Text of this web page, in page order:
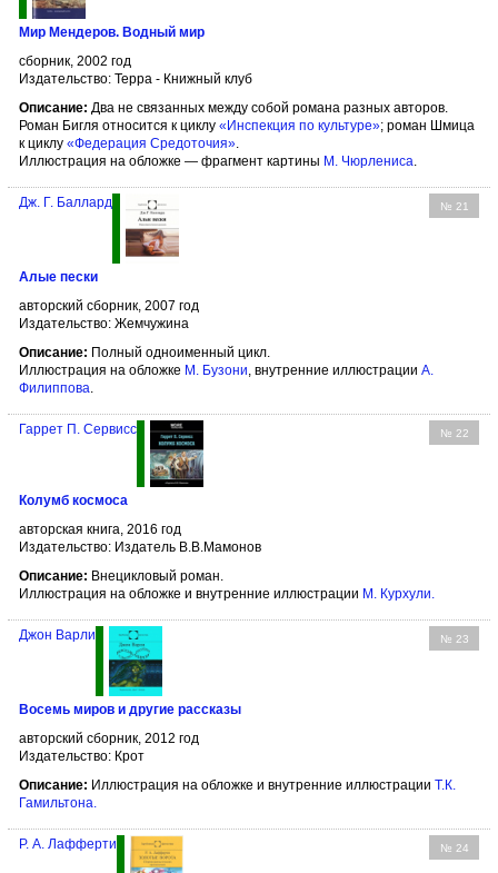
Мир Мендеров. Водный мир
сборник, 2002 год
Издательство: Терра - Книжный клуб
Описание: Два не связанных между собой романа разных авторов.
Роман Бигля относится к циклу «Инспекция по культуре»; роман Шмица
к циклу «Федерация Средоточия».
Иллюстрация на обложке — фрагмент картины М. Чюрлениса.
№ 21
Дж. Г. Баллард
Алые пески
авторский сборник, 2007 год
Издательство: Жемчужина
Описание: Полный одноименный цикл.
Иллюстрация на обложке М. Бузони, внутренние иллюстрации А.
Филипповa.
№ 22
Гаррет П. Сервисс
Колумб космоса
авторская книга, 2016 год
Издательство: Издатель В.В.Мамонов
Описание: Внецикловый роман.
Иллюстрация на обложке и внутренние иллюстрации М. Курхули.
№ 23
Джон Варли
Восемь миров и другие рассказы
авторский сборник, 2012 год
Издательство: Крот
Описание: Иллюстрация на обложке и внутренние иллюстрации Т.К.
Гамильтона.
№ 24
Р. А. Лафферти